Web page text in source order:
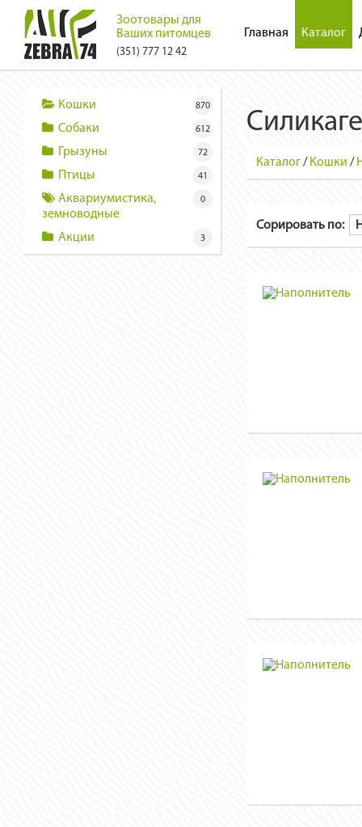
Зоотовары для
Ваших питомцев
(351) 777 12 42
Главная Каталог
Кошки 870
Собаки 612
Грызуны 72
Птицы 41
Аквариумистика,
земноводные
0
Акции 3
Каталог/ Кошки /
Сорировать по: